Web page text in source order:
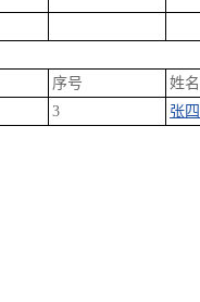
序号 姓名
3 张